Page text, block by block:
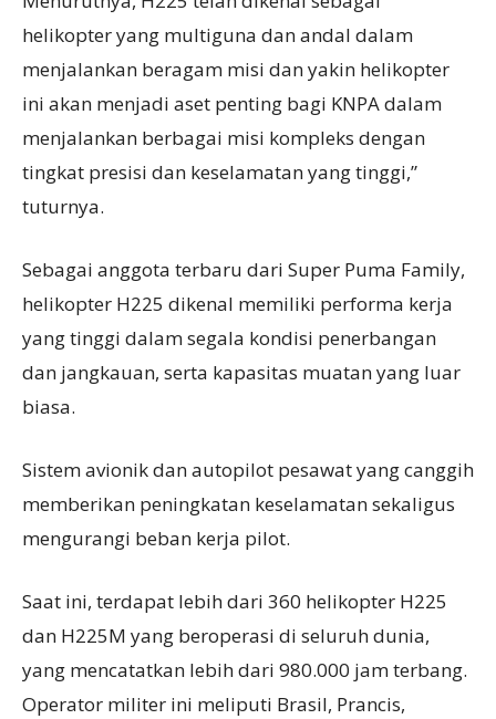
helikopter yang multiguna dan andal dalam
menjalankan beragam misi dan yakin helikopter
ini akan menjadi aset penting bagi KNPA dalam
menjalankan berbagai misi kompleks dengan
tingkat presisi dan keselamatan yang tinggi,”
tuturnya.
Sebagai anggota terbaru dari Super Puma Family,
helikopter H225 dikenal memiliki performa kerja
yang tinggi dalam segala kondisi penerbangan
dan jangkauan, serta kapasitas muatan yang luar
biasa.
Sistem avionik dan autopilot pesawat yang canggih
memberikan peningkatan keselamatan sekaligus
mengurangi beban kerja pilot.
Saat ini, terdapat lebih dari 360 helikopter H225
dan H225M yang beroperasi di seluruh dunia,
yang mencatatkan lebih dari 980.000 jam terbang.
Operator militer ini meliputi Brasil, Prancis,